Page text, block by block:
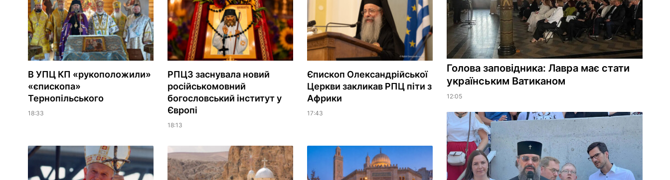
В УПЦ КП «рукоположили»
«єпископа»
Тернопільського
18:33
РПЦЗ заснувала новий
російськомовний
богословський інститут у
Європі
18:13
Єпископ Олександрійської
Церкви закликав РПЦ піти з
Африки
17:43
Голова заповідника: Лавра має стати
українським Ватиканом
12:05